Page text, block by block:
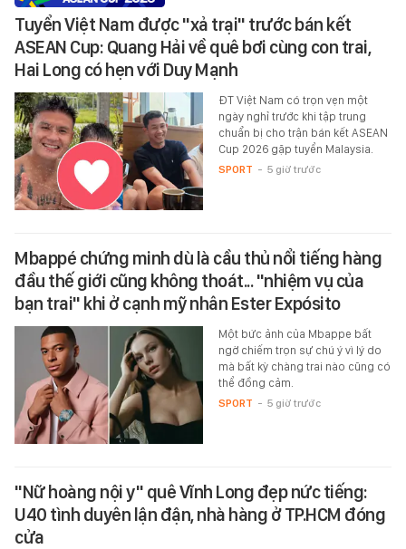
Tuyển Việt Nam được "xả trại" trước bán kết
ASEAN Cup: Quang Hải về quê bơi cùng con trai,
Hai Long có hẹn với Duy Mạnh
ĐT Việt Nam có trọn vẹn một
ngày nghỉ trước khi tập trung
chuẩn bị cho trận bán kết ASEAN
Cup 2026 gặp tuyển Malaysia.
SPORT - 5 giờ trước
Mbappé chứng minh dù là cầu thủ nổi tiếng hàng
đầu thế giới cũng không thoát... "nhiệm vụ của
bạn trai" khi ở cạnh mỹ nhân Ester Expósito
Một bức ảnh của Mbappe bất
ngờ chiếm trọn sự chú ý vì lý do
mà bất kỳ chàng trai nào cũng có
thể đồng cảm.
SPORT - 5 giờ trước
"Nữ hoàng nội y" quê Vĩnh Long đẹp nức tiếng:
U40 tình duyên lận đận, nhà hàng ở TP.HCM đóng
cửa